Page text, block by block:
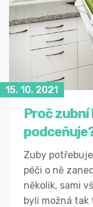
15. 10. 2021
Proč zubní
Zuby
péči o ně
několik, sami
byli možná tak